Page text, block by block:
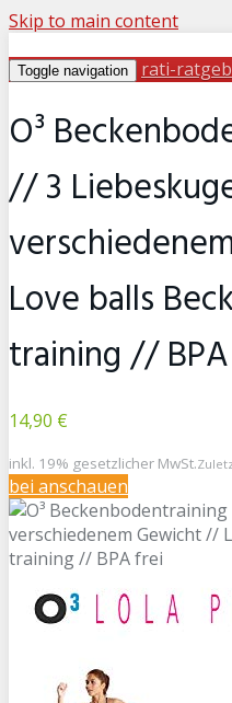
Skip to main content
Toggle navigation rati-
O³
// 3
Love balls
training //
14,90 €
inkl. 19% gesetzlicher MwSt.
bei anschauen